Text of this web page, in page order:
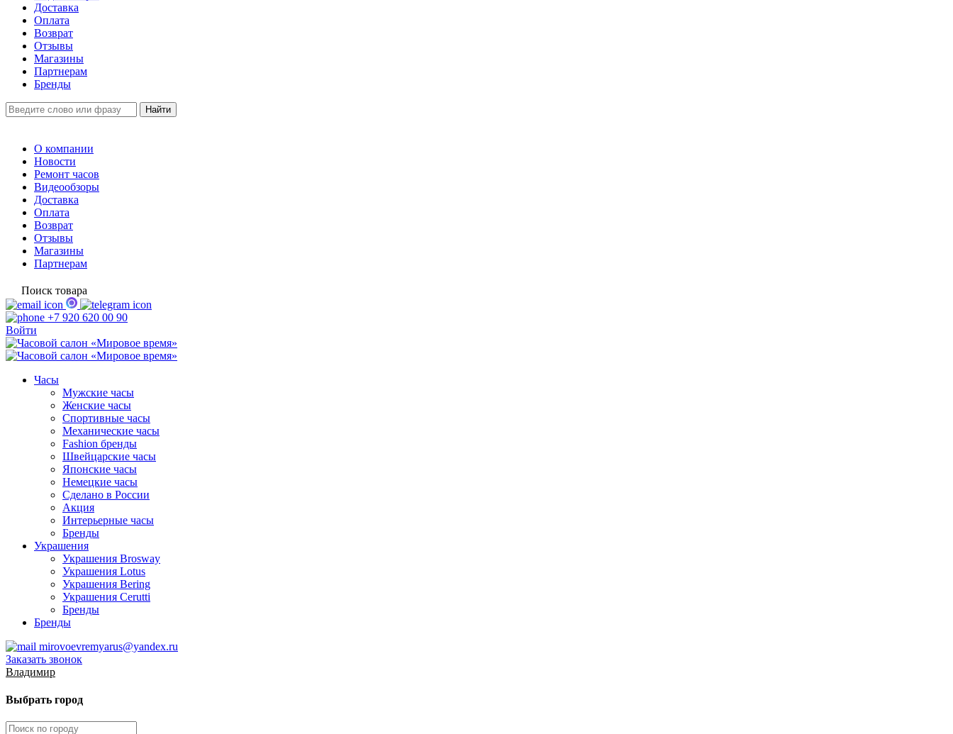
Доставка
Оплата
Возврат
Отзывы
Магазины
Партнерам
Бренды
О компании
Новости
Ремонт часов
Видеообзоры
Доставка
Оплата
Возврат
Отзывы
Магазины
Партнерам
Поиск товара
+7 920 620 00 90
Войти
Часы
Мужские часы
Женские часы
Спортивные часы
Механические часы
Fashion бренды
Швейцарские часы
Японские часы
Немецкие часы
Сделано в России
Акция
Интерьерные часы
Бренды
Украшения
Украшения Brosway
Украшения Lotus
Украшения Bering
Украшения Cerutti
Бренды
Бренды
mirovoevremyarus@yandex.ru
Заказать звонок
Владимир
Выбрать город